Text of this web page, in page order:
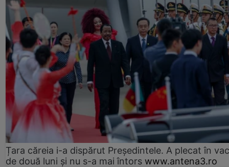
Țara căreia i-a dispărut Președintele. A plecat în
de două luni și nu s-a mai întors www.antena3.ro